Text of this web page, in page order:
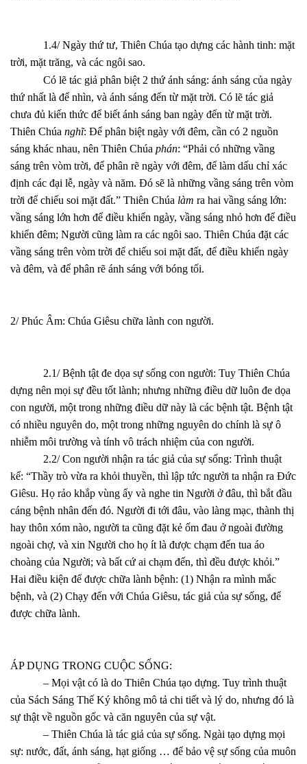
1.4/ Ngày thứ tư, Thiên Chúa tạo dựng các hành tinh: mặt
trời, mặt trăng, và các ngôi sao.
Có lẽ tác giả phân biệt 2 thứ ánh sáng: ánh sáng của ngày
thứ nhất là để nhìn, và ánh sáng đến từ mặt trời. Có lẽ tác giả
chưa đủ kiến thức để biết ánh sáng ban ngày đến từ mặt trời.
Thiên Chúa nghĩ: Để phân biệt ngày với đêm, cần có 2 nguồn
sáng khác nhau, nên Thiên Chúa phán: “Phải có những vầng
sáng trên vòm trời, để phân rẽ ngày với đêm, để làm dấu chỉ xác
định các đại lễ, ngày và năm. Đó sẽ là những vầng sáng trên vòm
trời để chiếu soi mặt đất.” Thiên Chúa làm ra hai vầng sáng lớn:
vầng sáng lớn hơn để điều khiển ngày, vầng sáng nhỏ hơn để điều
khiển đêm; Người cũng làm ra các ngôi sao. Thiên Chúa đặt các
vầng sáng trên vòm trời để chiếu soi mặt đất, để điều khiển ngày
và đêm, và để phân rẽ ánh sáng với bóng tối.
2/ Phúc Âm: Chúa Giêsu chữa lành con người.
2.1/ Bệnh tật đe dọa sự sống con người: Tuy Thiên Chúa
dựng nên mọi sự đều tốt lành; nhưng những điều dữ luôn đe dọa
con người, một trong những điều dữ này là các bệnh tật. Bệnh tật
có nhiều nguyên do, một trong những nguyên do chính là sự ô
nhiễm môi trường và tính vô trách nhiệm của con người.
2.2/ Con người nhận ra tác giả của sự sống: Trình thuật
kể: “Thầy trò vừa ra khỏi thuyền, thì lập tức người ta nhận ra Đức
Giêsu. Họ rảo khắp vùng ấy và nghe tin Người ở đâu, thì bắt đầu
cáng bệnh nhân đến đó. Người đi tới đâu, vào làng mạc, thành thị
hay thôn xóm nào, người ta cũng đặt kẻ ốm đau ở ngoài đường
ngoài chợ, và xin Người cho họ ít là được chạm đến tua áo
choàng của Người; và bất cứ ai chạm đến, thì đều được khỏi.”
Hai điều kiện để được chữa lành bệnh: (1) Nhận ra mình mắc
bệnh, và (2) Chạy đến với Chúa Giêsu, tác giả của sự sống, để
được chữa lành.
ÁP DỤNG TRONG CUỘC SỐNG:
– Mọi vật có là do Thiên Chúa tạo dựng. Tuy trình thuật
của Sách Sáng Thế Ký không mô tả chi tiết và lý do, nhưng đó là
sự thật về nguồn gốc và căn nguyên của sự vật.
– Thiên Chúa là tác giả của sự sống. Ngài tạo dựng mọi
sự: nước, đất, ánh sáng, hạt giống … để bảo vệ sự sống của muôn